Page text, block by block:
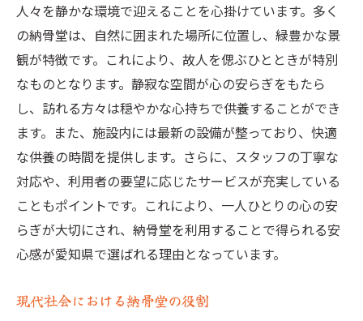
地域住民と協力する納骨堂の役割
愛知県特有の納骨堂スタイル
心の癒しを提供する愛知県の納骨堂の選び方
納骨堂選びで重視するポイント
心の癒しを感じる環境のチェック方法
愛知県内での納骨堂の見学アドバイス
利用者の声を参考にした納骨堂選び
アクセスの良さが重要な理由
納骨堂選びで確認すべきサービス
納骨堂の新しい試み愛知県でのオンライン供養
オンライン供養が注目される背景
人々を静かな環境で迎えることを心掛けています。多く
の納骨堂は、自然に囲まれた場所に位置し、緑豊かな景
観が特徴です。これにより、故人を偲ぶひとときが特別
なものとなります。静寂な空間が心の安らぎをもたら
し、訪れる方々は穏やかな心持ちで供養することができ
ます。また、施設内には最新の設備が整っており、快適
な供養の時間を提供します。さらに、スタッフの丁寧な
対応や、利用者の要望に応じたサービスが充実している
こともポイントです。これにより、一人ひとりの心の安
らぎが大切にされ、納骨堂を利用することで得られる安
心感が愛知県で選ばれる理由となっています。
現代社会における納骨堂の役割